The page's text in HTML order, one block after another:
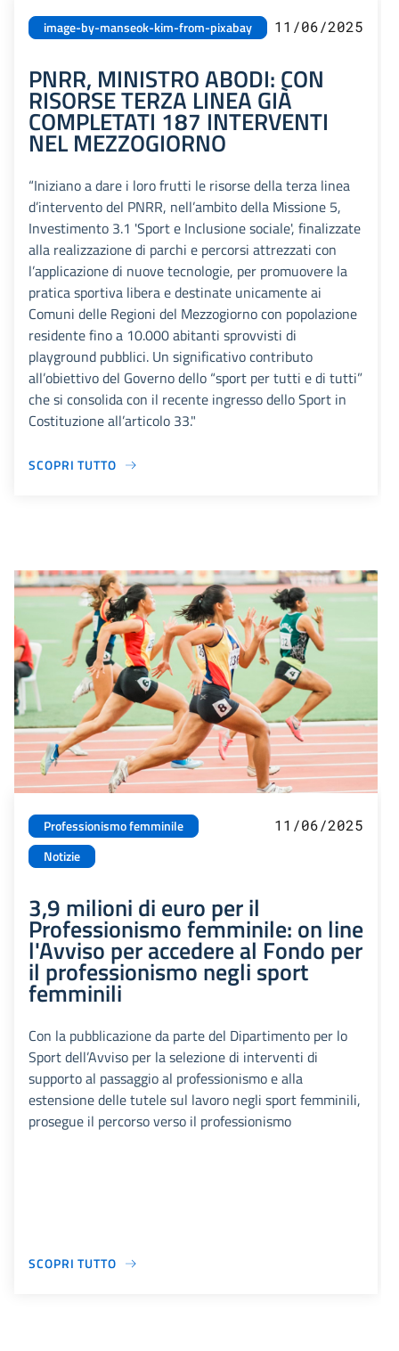
image-by-manseok-kim-from-pixabay 11/06/2025
PNRR, MINISTRO ABODI: CON
RISORSE TERZA LINEA GIÀ
COMPLETATI 187 INTERVENTI
NEL MEZZOGIORNO
“Iniziano a dare i loro frutti le risorse della terza linea
d’intervento del PNRR, nell’ambito della Missione 5,
Investimento 3.1 'Sport e Inclusione sociale', finalizzate
alla realizzazione di parchi e percorsi attrezzati con
l’applicazione di nuove tecnologie, per promuovere la
pratica sportiva libera e destinate unicamente ai
Comuni delle Regioni del Mezzogiorno con popolazione
residente fino a 10.000 abitanti sprovvisti di
playground pubblici. Un significativo contributo
all’obiettivo del Governo dello “sport per tutti e di tutti”
che si consolida con il recente ingresso dello Sport in
Costituzione all’articolo 33."
SCOPRI TUTTO
Professionismo femminile
Notizie
11/06/2025
3,9 milioni di euro per il
Professionismo femminile: on line
l'Avviso per accedere al Fondo per
il professionismo negli sport
femminili
Con la pubblicazione da parte del Dipartimento per lo
Sport dell’Avviso per la selezione di interventi di
supporto al passaggio al professionismo e alla
estensione delle tutele sul lavoro negli sport femminili,
prosegue il percorso verso il professionismo
SCOPRI TUTTO